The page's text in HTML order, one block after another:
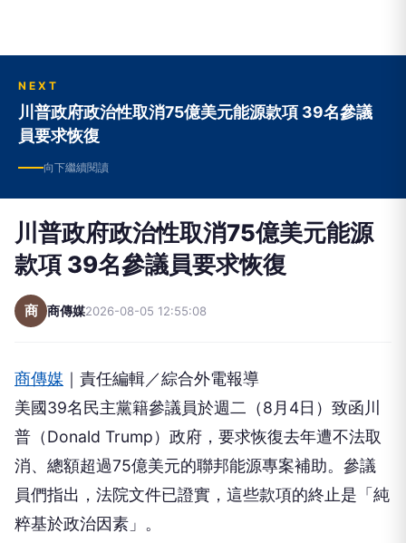
向下繼續閱讀
川普政府政治性取消75億美元能源
款項 39名參議員要求恢復
商 商傳媒2026-08-05 12:55:08
商傳媒
美國39名民主黨籍參議員於週二（8月4日）致函川
消、總額超過75億美元的聯邦能源專案補助。參議
員們指出，法院文件已證實，這些款項的終止是「純
粹基於政治因素」。
這封信函由羅德島州參議員謝爾登·懷特豪斯
（Sheldon Whitehouse）與傑克·里德（Jack
Reed），以及其他37位民主黨籍參議員共同發出。